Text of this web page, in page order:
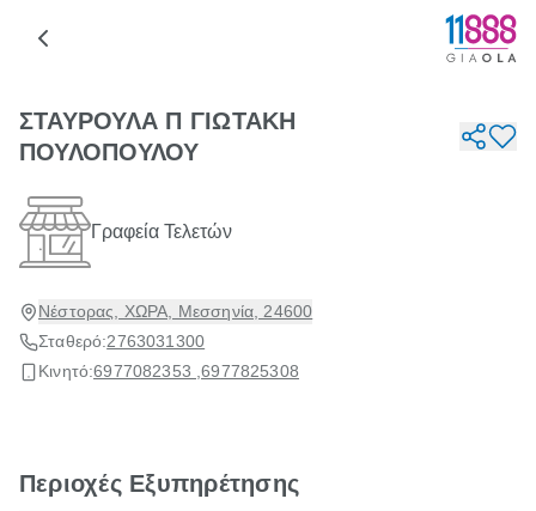
ΣΤΑΥΡΟΥΛΑ Π ΓΙΩΤΑΚΗ
ΠΟΥΛΟΠΟΥΛΟΥ
Γραφεία Τελετών
Νέστορας, ΧΩΡΑ, Μεσσηνία, 24600
Σταθερό:2763031300
Κινητό:6977082353 ,6977825308
Περιοχές Εξυπηρέτησης